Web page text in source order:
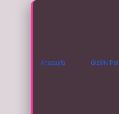
Anasayfa Gizlilik